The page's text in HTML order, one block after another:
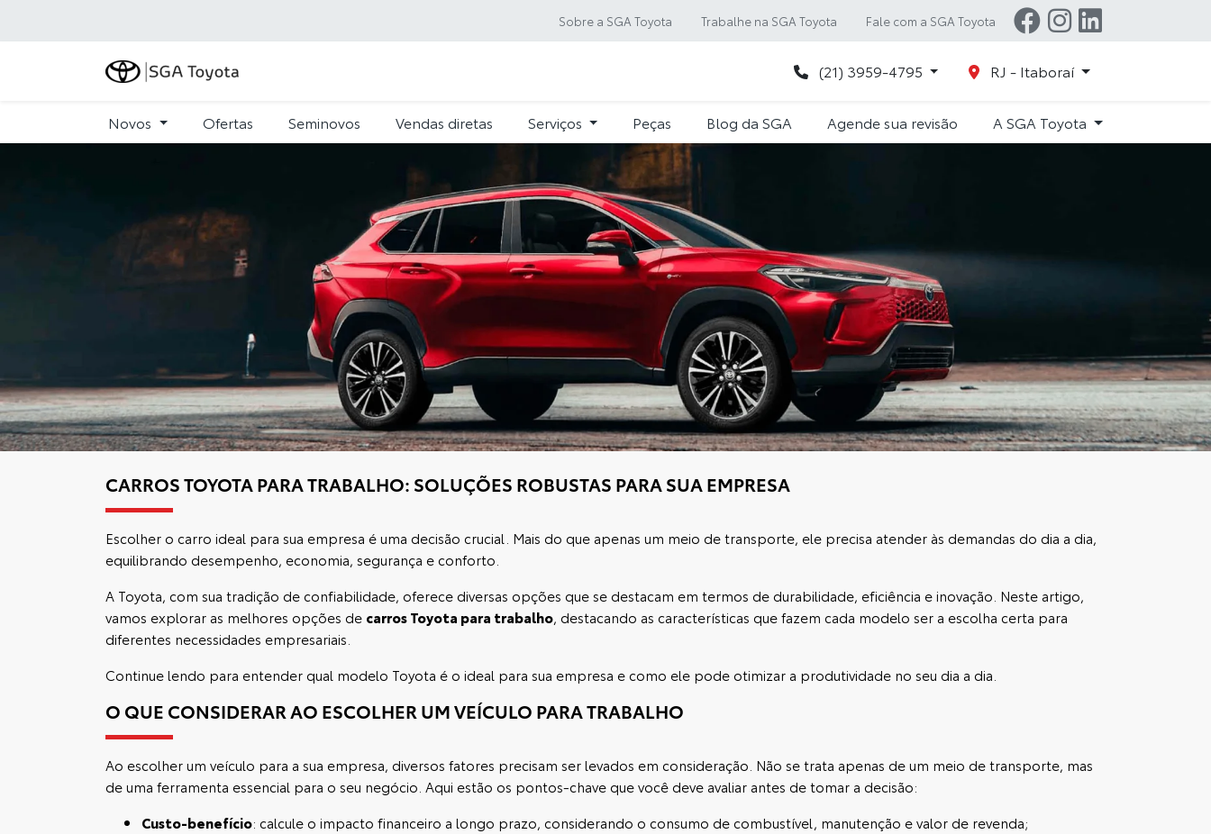
Sobre a SGA Toyota Trabalhe na SGA Toyota Fale com a SGA Toyota
(21) 3959-4795 RJ - Itaboraí
Novos Ofertas Seminovos Vendas diretas Serviços Peças Blog da SGA Agende sua revisão A SGA Toyota
CARROS TOYOTA PARA TRABALHO: SOLUÇÕES ROBUSTAS PARA SUA EMPRESA
Escolher o carro ideal para sua empresa é uma decisão crucial. Mais do que apenas um meio de transporte, ele precisa atender às demandas do dia a dia,
equilibrando desempenho, economia, segurança e conforto.
A Toyota, com sua tradição de confiabilidade, oferece diversas opções que se destacam em termos de durabilidade, eficiência e inovação. Neste artigo,
vamos explorar as melhores opções de carros Toyota para trabalho, destacando as características que fazem cada modelo ser a escolha certa para
diferentes necessidades empresariais.
Continue lendo para entender qual modelo Toyota é o ideal para sua empresa e como ele pode otimizar a produtividade no seu dia a dia.
O QUE CONSIDERAR AO ESCOLHER UM VEÍCULO PARA TRABALHO
Ao escolher um veículo para a sua empresa, diversos fatores precisam ser levados em consideração. Não se trata apenas de um meio de transporte, mas
de uma ferramenta essencial para o seu negócio. Aqui estão os pontos-chave que você deve avaliar antes de tomar a decisão:
Custo-benefício: calcule o impacto financeiro a longo prazo, considerando o consumo de combustível, manutenção e valor de revenda;